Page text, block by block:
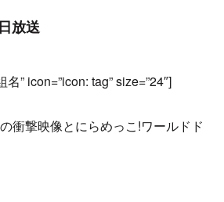
放送
” icon=”icon: tag” size=”24″]
衝撃映像とにらめっこ!ワールドド